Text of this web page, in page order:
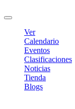
Ver
Calendario
Eventos
Clasificaciones
Noticias
Tienda
Blogs